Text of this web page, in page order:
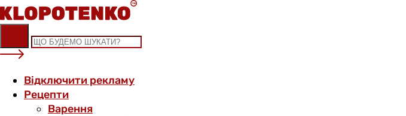
Skip
to
content
Відключити рекламу
Рецепти
Варення